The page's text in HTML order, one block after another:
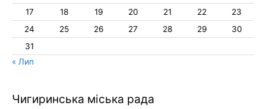
17
18 19 20 21 22
23
24
25 26 27 28 29
30
31
« Лип
Чигиринська міська рада